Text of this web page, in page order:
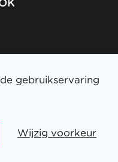
gebruikservaring
Wijzig voorkeur